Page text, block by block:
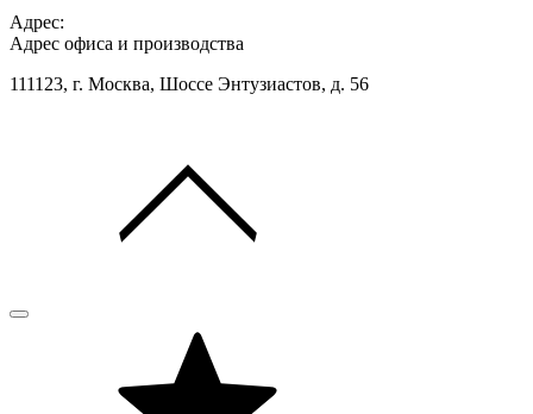
Адрес:
Адрес офиса и производства
111123, г. Москва, Шоссе Энтузиастов, д. 56